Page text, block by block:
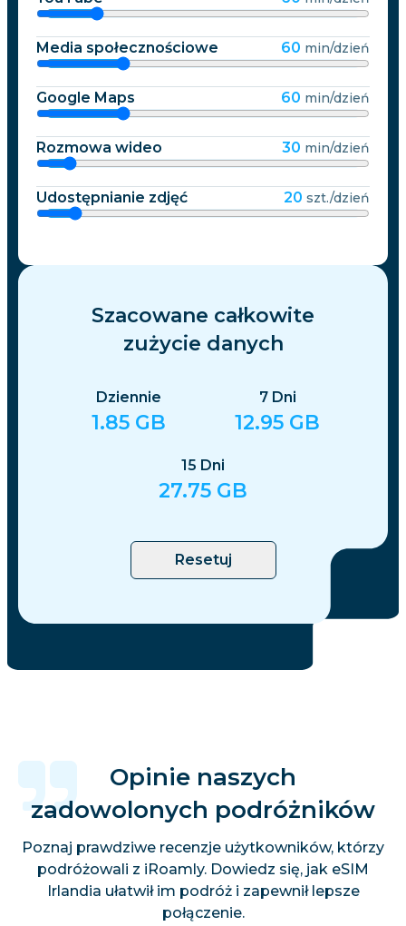
Media społecznościowe 60 min/dzień
Google Maps 60 min/dzień
Rozmowa wideo 30 min/dzień
Udostępnianie zdjęć 20 szt./dzień
Szacowane całkowite
zużycie danych
Dziennie
1.85 GB
7 Dni
12.95 GB
15 Dni
27.75 GB
Resetuj
Opinie naszych
zadowolonych podróżników
Poznaj prawdziwe recenzje użytkowników, którzy
podróżowali z iRoamly. Dowiedz się, jak eSIM
Irlandia ułatwił im podróż i zapewnił lepsze
połączenie.